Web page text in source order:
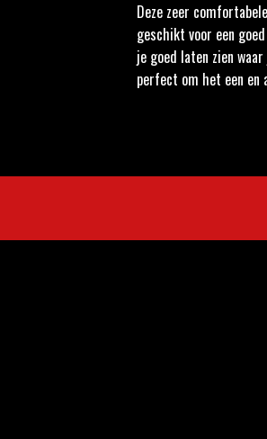
Deze zeer
geschikt voor een
je goed laten zien
perfect om het een en